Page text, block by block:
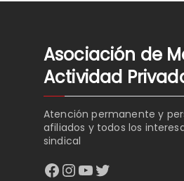
Asociación de
Actividad
Atención permanente y
afiliados y todos los
sindical
Facebook
Instagram
YouTube
Twitter